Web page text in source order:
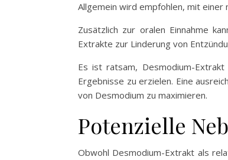
Allgemein wird empfohlen, mit
Zusätzlich zur oralen Einnahme
Extrakte zur Linderung von
Es ist ratsam, Desmodium-
Ergebnisse zu erzielen. Eine
von Desmodium zu maximieren.
Potenzielle
Obwohl Desmodium-Extrakt als